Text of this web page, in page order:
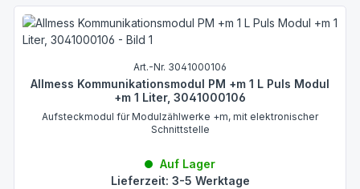
Art.-Nr. 3041000106
Allmess Kommunikationsmodul PM +m 1 L Puls Modul
+m 1 Liter, 3041000106
Aufsteckmodul für Modulzählwerke +m, mit elektronischer
Schnittstelle
Auf Lager
Lieferzeit: 3-5 Werktage